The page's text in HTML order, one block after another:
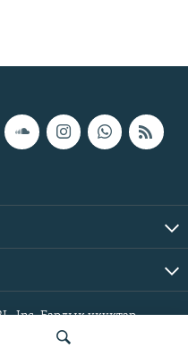
Inc. Бардык укуктар